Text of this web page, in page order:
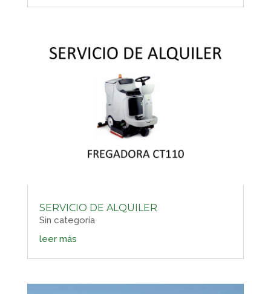
SERVICIO DE ALQUILER
Sin categoría
leer más